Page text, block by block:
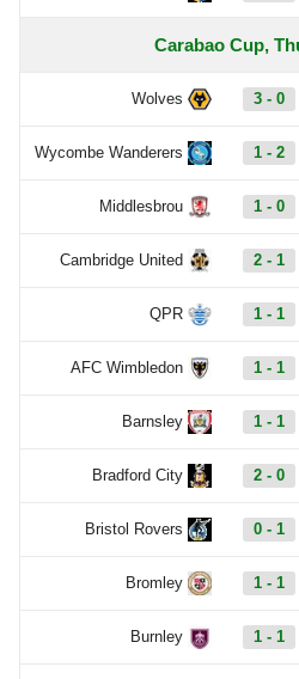
Carabao Cup,
Wolves 3 - 0
Wycombe Wanderers 1 - 2
Middlesbrou 1 - 0
Cambridge United 2 - 1
QPR 1 - 1
AFC Wimbledon 1 - 1
Barnsley 1 - 1
Bradford City 2 - 0
Bristol Rovers 0 - 1
Bromley 1 - 1
Burnley 1 - 1